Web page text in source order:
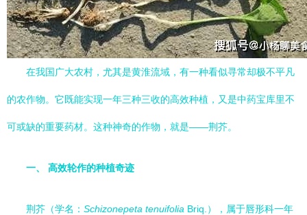
在我国广大农村，尤其是黄淮流域，有一种看似寻常却极不平凡
的农作物。它既能实现一年三种三收的高效种植，又是中药宝库里不
可或缺的重要药材。这种神奇的作物，就是——荆芥。
一、 高效轮作的种植奇迹
荆芥（学名： Schizonepeta tenuifolia Briq.），属于唇形科一年